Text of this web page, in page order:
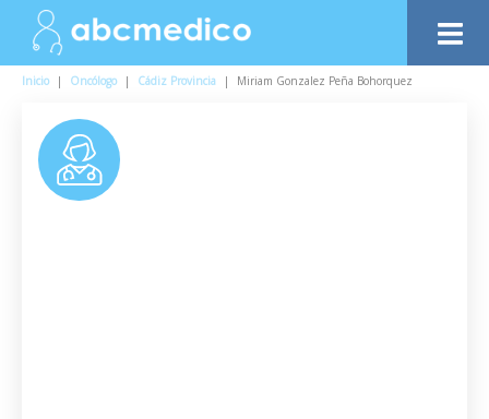
Inicio | Oncólogo | Cádiz Provincia | Miriam Gonzalez Peña Bohorquez